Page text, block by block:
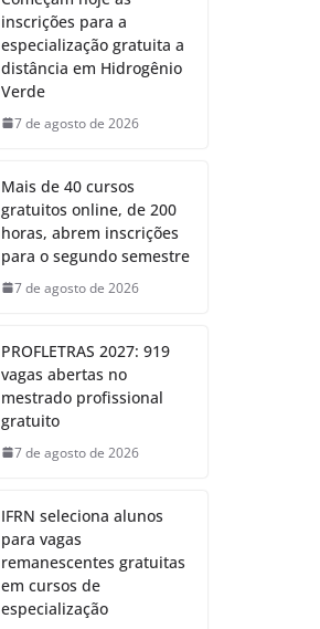
inscrições para a
especialização gratuita a
distância em Hidrogênio
Verde
7 de agosto de 2026
Mais de 40 cursos
gratuitos online, de 200
horas, abrem inscrições
para o segundo semestre
7 de agosto de 2026
PROFLETRAS 2027: 919
vagas abertas no
mestrado profissional
gratuito
7 de agosto de 2026
IFRN seleciona alunos
para vagas
remanescentes gratuitas
em cursos de
especialização